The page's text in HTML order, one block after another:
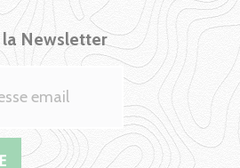
Newsletter